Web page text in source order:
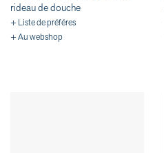
rideau de douche
+ Liste de préféres
+ Au webshop